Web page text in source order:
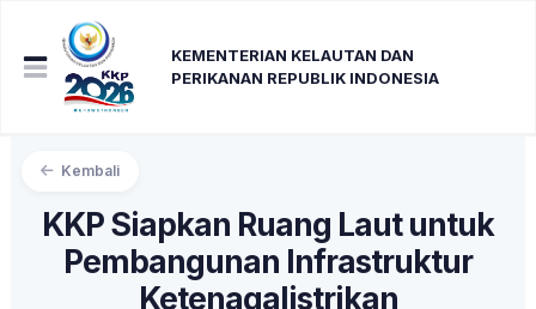
KEMENTERIAN KELAUTAN DAN
PERIKANAN REPUBLIK INDONESIA
Kembali
KKP Siapkan Ruang Laut untuk
Pembangunan Infrastruktur
Ketenagalistrikan